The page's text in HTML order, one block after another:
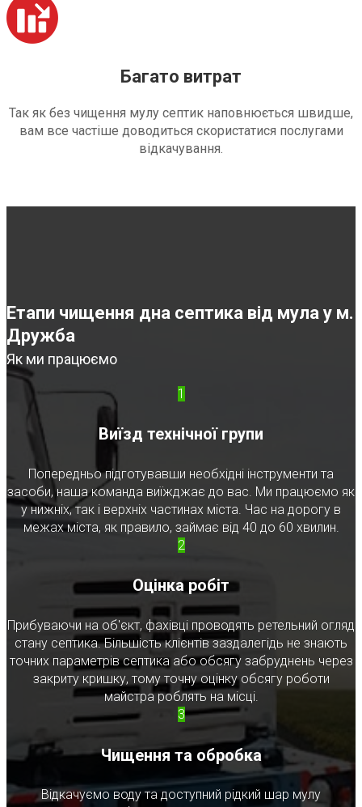
Багато витрат
Так як без чищення мулу септик наповнюється швидше,
вам все частіше доводиться скористатися послугами
відкачування.
Етапи чищення дна септика від мула у м.
Дружба
Як ми працюємо
1
Виїзд технічної групи
Попередньо підготувавши необхідні інструменти та
засоби, наша команда виїжджає до вас. Ми працюємо як
у нижніх, так і верхніх частинах міста. Час на дорогу в
межах міста, як правило, займає від 40 до 60 хвилин.
2
Оцінка робіт
Прибуваючи на об'єкт, фахівці проводять ретельний огляд
стану септика. Більшість клієнтів заздалегідь не знають
точних параметрів септика або обсягу забруднень через
закриту кришку, тому точну оцінку обсягу роботи
майстра роблять на місці.
3
Чищення та обробка
Відкачуємо воду та доступний рідкий шар мулу